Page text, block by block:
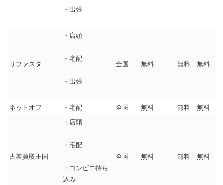
・出張
リファスタ
・店頭
・宅配
・出張
全国 無料 無料 無料
ネットオフ ・宅配 全国 無料 無料 無料
古着買取王国
・店頭
・宅配
・コンビニ持ち
込み
全国 無料 無料 無料